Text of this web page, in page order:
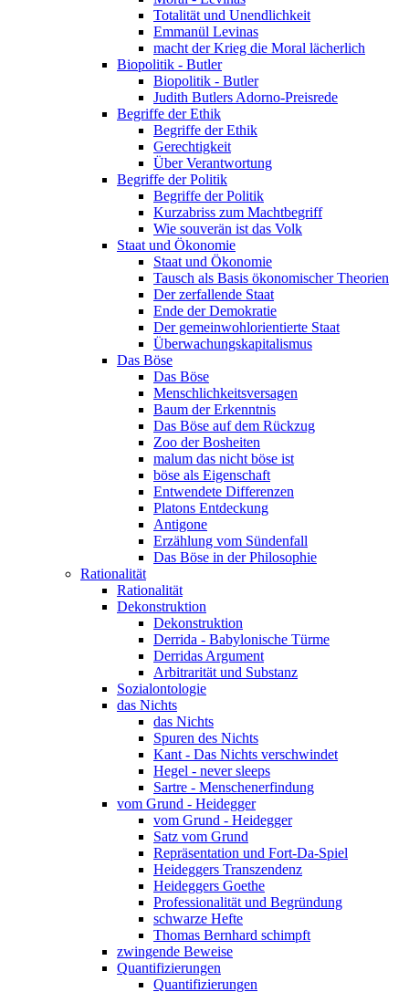
Totalität und Unendlichkeit
Emmanül Levinas
macht der Krieg die Moral lächerlich
Biopolitik - Butler
Biopolitik - Butler
Judith Butlers Adorno-Preisrede
Begriffe der Ethik
Begriffe der Ethik
Gerechtigkeit
Über Verantwortung
Begriffe der Politik
Begriffe der Politik
Kurzabriss zum Machtbegriff
Wie souverän ist das Volk
Staat und Ökonomie
Staat und Ökonomie
Tausch als Basis ökonomischer Theorien
Der zerfallende Staat
Ende der Demokratie
Der gemeinwohlorientierte Staat
Überwachungskapitalismus
Das Böse
Das Böse
Menschlichkeitsversagen
Baum der Erkenntnis
Das Böse auf dem Rückzug
Zoo der Bosheiten
malum das nicht böse ist
böse als Eigenschaft
Entwendete Differenzen
Platons Entdeckung
Antigone
Erzählung vom Sündenfall
Das Böse in der Philosophie
Rationalität
Rationalität
Dekonstruktion
Dekonstruktion
Derrida - Babylonische Türme
Derridas Argument
Arbitrarität und Substanz
Sozialontologie
das Nichts
das Nichts
Spuren des Nichts
Kant - Das Nichts verschwindet
Hegel - never sleeps
Sartre - Menschenerfindung
vom Grund - Heidegger
vom Grund - Heidegger
Satz vom Grund
Repräsentation und Fort-Da-Spiel
Heideggers Transzendenz
Heideggers Goethe
Professionalität und Begründung
schwarze Hefte
Thomas Bernhard schimpft
zwingende Beweise
Quantifizierungen
Quantifizierungen